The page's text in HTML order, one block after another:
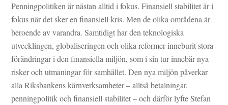
Penningpolitiken är nästan alltid i fokus. Finansiell stabilitet är i
fokus när det sker en finansiell kris. Men de olika områdena är
beroende av varandra. Samtidigt har den teknologiska
utvecklingen, globaliseringen och olika reformer inneburit stora
förändringar i den finansiella miljön, som i sin tur innebär nya
risker och utmaningar för samhället. Den nya miljön påverkar
alla Riksbankens kärnverksamheter – alltså betalningar,
penningpolitik och finansiell stabilitet – och därför lyfte Stefan